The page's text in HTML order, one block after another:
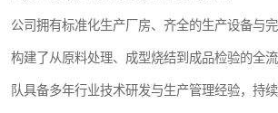
公司拥有标准化生产厂房、齐全的生产设备与完
构建了从原料处理、成型烧结到成品检验的全
队具备多年行业技术研发与生产管理经验，持